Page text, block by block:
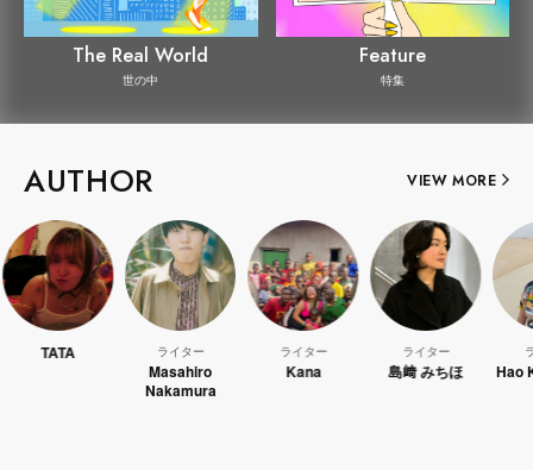
The Real World
世の中
Feature
特集
AUTHOR VIEW MORE
ライター
Masahiro
Nakamura
ライター ライター
島﨑 みちほ
ライタ
Hao